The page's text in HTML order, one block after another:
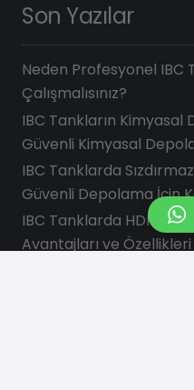
Son Yazılar
Neden Profesyonel IBC
Çalışmalısınız?
IBC Tankların Kimyasal
Güvenli Kimyasal
IBC Tanklarda
Güvenli Depolama İçin
IBC Tanklarda HDPE
Avantajları ve Özellikleri